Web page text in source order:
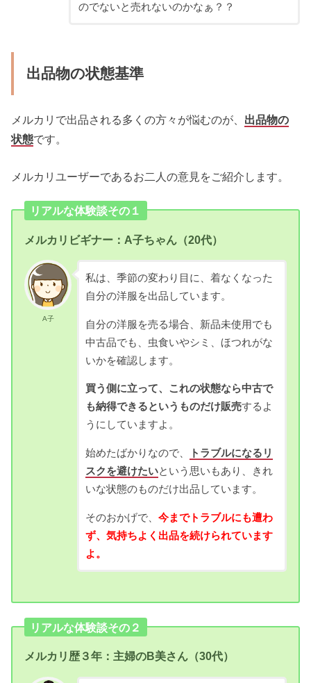
のでないと売れないのかなぁ？？
出品物の状態基準
メルカリで出品される多くの方々が悩むのが、 出品物の
状態です。
メルカリユーザーであるお二人の意見をご紹介します。
リアルな体験談その１
メルカリビギナー：A子ちゃん（20代）
A子
私は、季節の変わり目に、着なくなった
自分の洋服を出品しています。
自分の洋服を売る場合、新品未使用でも
中古品でも、虫食いやシミ、ほつれがな
いかを確認します。
買う側に立って、これの状態なら中古で
も納得できるというものだけ販売するよ
うにしていますよ。
始めたばかりなので、
トラブルになるリ
スクを避けたいという思いもあり、きれ
いな状態のものだけ出品しています。
そのおかげで、今までトラブルにも遭わ
ず、気持ちよく出品を続けられています
よ。
リアルな体験談その２
メルカリ歴３年：主婦のB美さん（30代）